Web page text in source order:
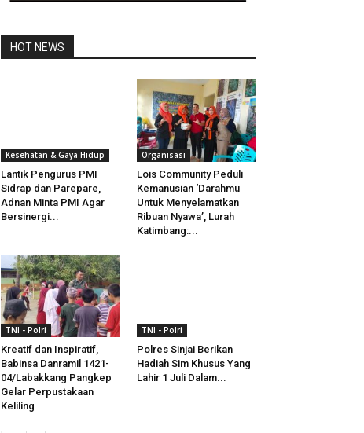
HOT NEWS
Kesehatan & Gaya Hidup
Lantik Pengurus PMI
Sidrap dan Parepare,
Adnan Minta PMI Agar
Bersinergi...
Organisasi
Lois Community Peduli
Kemanusian ‘Darahmu
Untuk Menyelamatkan
Ribuan Nyawa’, Lurah
Katimbang:...
TNI - Polri
Kreatif dan Inspiratif,
Babinsa Danramil 1421-
04/Labakkang Pangkep
Gelar Perpustakaan
Keliling
TNI - Polri
Polres Sinjai Berikan
Hadiah Sim Khusus Yang
Lahir 1 Juli Dalam...